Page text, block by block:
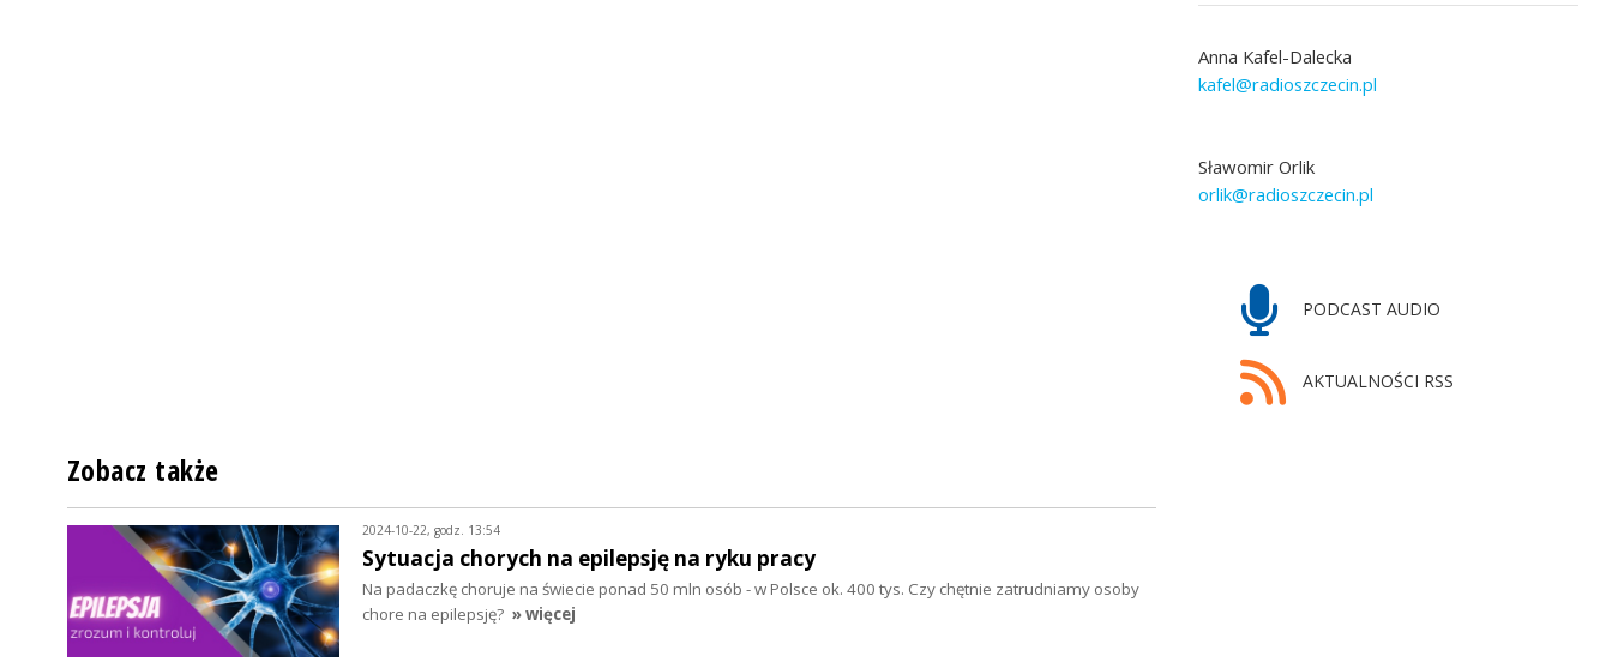
Anna Kafel-Dalecka
kafel@radioszczecin.pl
Sławomir Orlik
orlik@radioszczecin.pl
PODCAST AUDIO
AKTUALNOŚCI RSS
Zobacz także
2024-10-22, godz. 13:54
Sytuacja chorych na epilepsję na ryku pracy
Na padaczkę choruje na świecie ponad 50 mln osób - w Polsce ok. 400 tys. Czy chętnie zatrudniamy osoby
chore na epilepsję? » więcej